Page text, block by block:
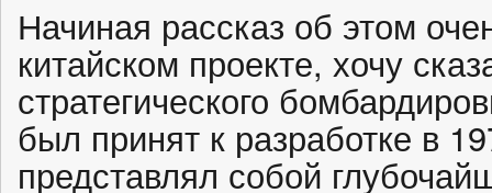
Начиная рассказ об этом
китайском проекте, хочу
стратегического
был принят к разработке в
представлял собой